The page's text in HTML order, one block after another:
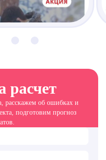
расчет
расскажем об ошибках и
подготовим прогноз